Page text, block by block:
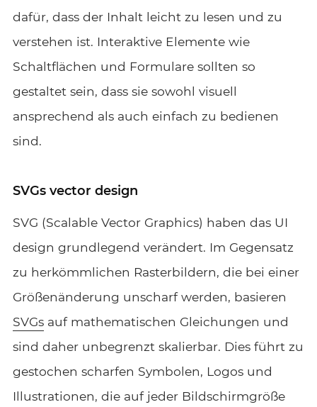
dafür, dass der Inhalt leicht zu lesen und zu
verstehen ist. Interaktive Elemente wie
Schaltflächen und Formulare sollten so
gestaltet sein, dass sie sowohl visuell
ansprechend als auch einfach zu bedienen
sind.
SVGs vector design
SVG (Scalable Vector Graphics) haben das UI
design grundlegend verändert. Im Gegensatz
zu herkömmlichen Rasterbildern, die bei einer
Größenänderung unscharf werden, basieren
SVGsauf mathematischen Gleichungen und
sind daher unbegrenzt skalierbar. Dies führt zu
gestochen scharfen Symbolen, Logos und
Illustrationen, die auf jeder Bildschirmgröße